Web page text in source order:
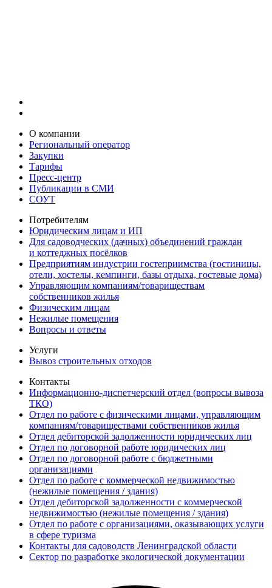
О компании
Региональный оператор
Закупки
Тарифы
Пресс-центр
Публикации в СМИ
СОУТ
Потребителям
Юридическим лицам и ИП
Для садоводческих (дачных) объединений граждан
и коттеджных посёлков
Предприятиям индустрии гостеприимства (гостиницы,
отели, хостелы, кемпинги, базы отдыха, гостевые дома)
Управляющим компаниям/товариществам
собственников жилья
Физическим лицам
Нежилые помещения
Вопросы и ответы
Услуги
Вывоз строительных отходов
Контакты
Информационно-диспетчерский отдел (вопросы вывоза
ТКО)
Отдел по работе с физическими лицами, управляющим
компаниям/товариществами собственников жилья
Отдел дебиторской задолженности юридических лиц
Отдел по договорной работе юридических лиц
Отдел по договорной работе с бюджетными
организациями
Отдел по работе с коммерческой недвижимостью
(нежилые помещения / здания)
Отдел дебиторской задолженности с коммерческой
недвижимостью (нежилые помещения / здания)
Отдел по работе с организациями, оказывающих услуги
в сфере туризма
Контакты для садоводств Ленинградской области
Сектор по разработке экологической документации